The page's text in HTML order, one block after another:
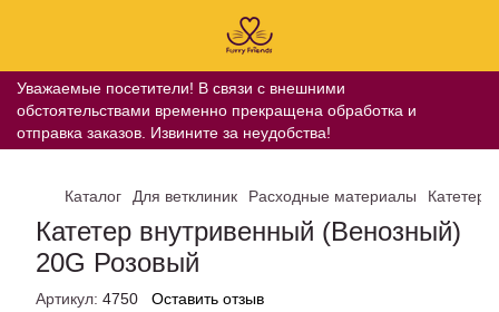
Уважаемые посетители! В связи с внешними
обстоятельствами временно прекращена обработка и
отправка заказов. Извините за неудобства!
Каталог Для ветклиник Расходные материалы Катетер
Катетер внутривенный (Венозный)
20G Розовый
Артикул: 4750 Оставить отзыв